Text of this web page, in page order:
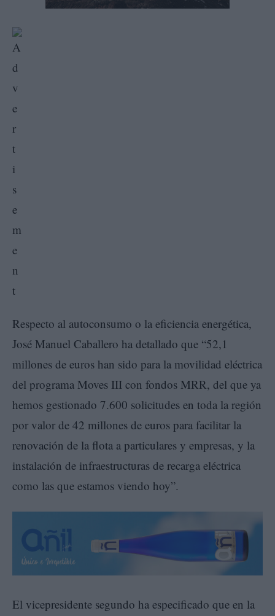
Respecto al autoconsumo o la eficiencia energética,
José Manuel Caballero ha detallado que “52,1
millones de euros han sido para la movilidad eléctrica
del programa Moves III con fondos MRR, del que ya
hemos gestionado 7.600 solicitudes en toda la región
por valor de 42 millones de euros para facilitar la
renovación de la flota a particulares y empresas, y la
instalación de infraestructuras de recarga eléctrica
como las que estamos viendo hoy”.
El vicepresidente segundo ha especificado que en la